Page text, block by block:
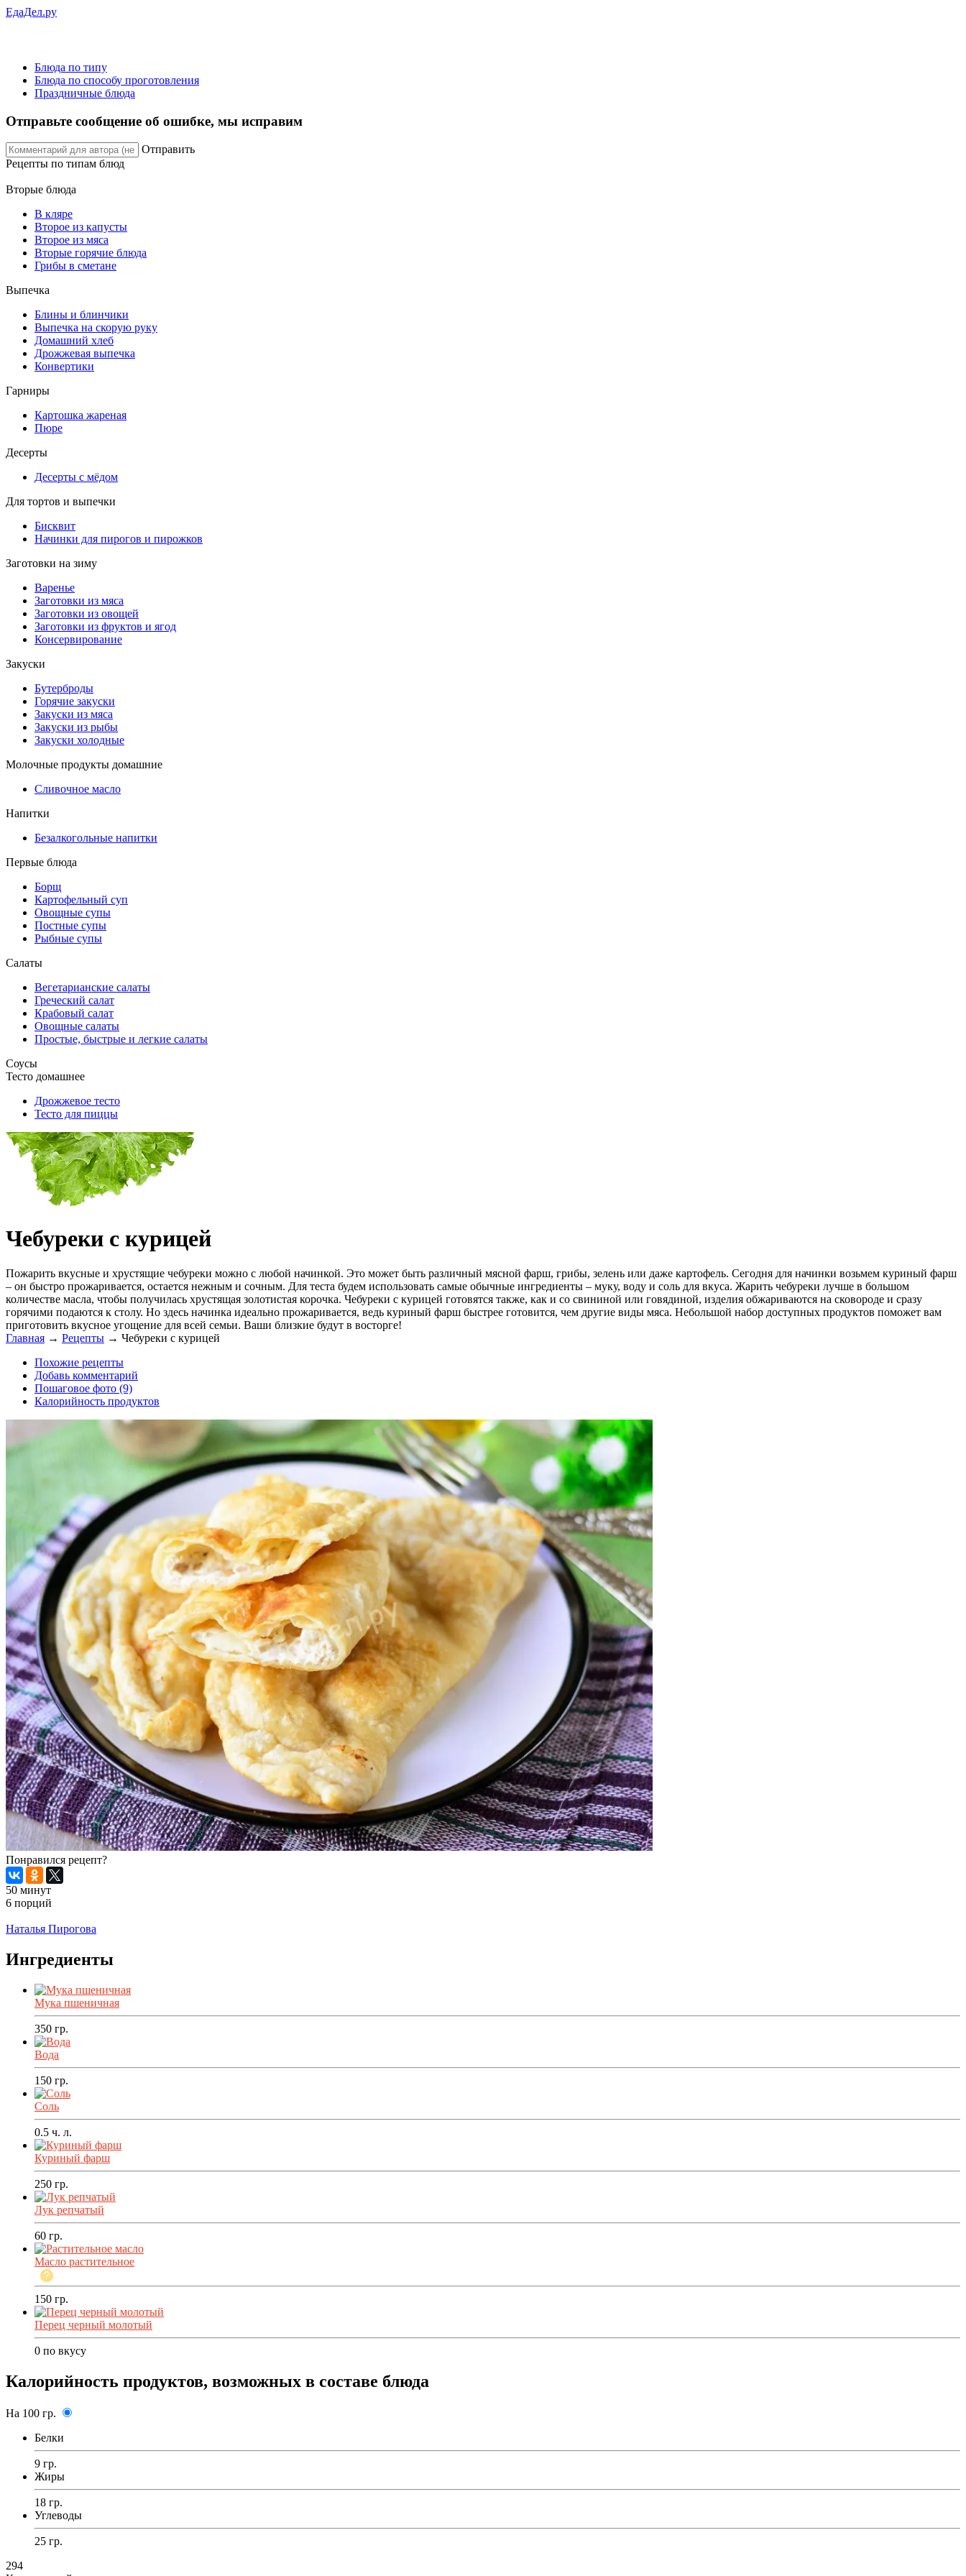
ЕдаДел.ру
Блюда по типу
Блюда по способу проготовления
Праздничные блюда
Отправьте сообщение об ошибке, мы исправим
Отправить
Рецепты по типам блюд
Вторые блюда
В кляре
Второе из капусты
Второе из мяса
Вторые горячие блюда
Грибы в сметане
Выпечка
Блины и блинчики
Выпечка на скорую руку
Домашний хлеб
Дрожжевая выпечка
Конвертики
Гарниры
Картошка жареная
Пюре
Десерты
Десерты с мёдом
Для тортов и выпечки
Бисквит
Начинки для пирогов и пирожков
Заготовки на зиму
Варенье
Заготовки из мяса
Заготовки из овощей
Заготовки из фруктов и ягод
Консервирование
Закуски
Бутерброды
Горячие закуски
Закуски из мяса
Закуски из рыбы
Закуски холодные
Молочные продукты домашние
Сливочное масло
Напитки
Безалкогольные напитки
Первые блюда
Борщ
Картофельный суп
Овощные супы
Постные супы
Рыбные супы
Салаты
Вегетарианские салаты
Греческий салат
Крабовый салат
Овощные салаты
Простые, быстрые и легкие салаты
Соусы
Тесто домашнее
Дрожжевое тесто
Тесто для пиццы
Чебуреки с курицей
Пожарить вкусные и хрустящие чебуреки можно с любой начинкой. Это может быть различный мясной фарш, грибы, зелень или даже картофель. Сегодня для начинки возьмем куриный фарш
– он быстро прожаривается, остается нежным и сочным. Для теста будем использовать самые обычные ингредиенты – муку, воду и соль для вкуса. Жарить чебуреки лучше в большом
количестве масла, чтобы получилась хрустящая золотистая корочка. Чебуреки с курицей готовятся также, как и со свининой или говядиной, изделия обжариваются на сковороде и сразу
горячими подаются к столу. Но здесь начинка идеально прожаривается, ведь куриный фарш быстрее готовится, чем другие виды мяса. Небольшой набор доступных продуктов поможет вам
приготовить вкусное угощение для всей семьи. Ваши близкие будут в восторге!
Главная → Рецепты → Чебуреки с курицей
Похожие рецепты
Добавь комментарий
Пошаговое фото (9)
Калорийность продуктов
Понравился рецепт?
50 минут
6 порций
Наталья Пирогова
Ингредиенты
Мука пшеничная
350 гр.
Вода
150 гр.
Соль
0.5 ч. л.
Куриный фарш
250 гр.
Лук репчатый
60 гр.
Масло растительное
150 гр.
Перец черный молотый
0 по вкусу
Калорийность продуктов, возможных в составе блюда
На 100 гр.
Белки
9 гр.
Жиры
18 гр.
Углеводы
25 гр.
294